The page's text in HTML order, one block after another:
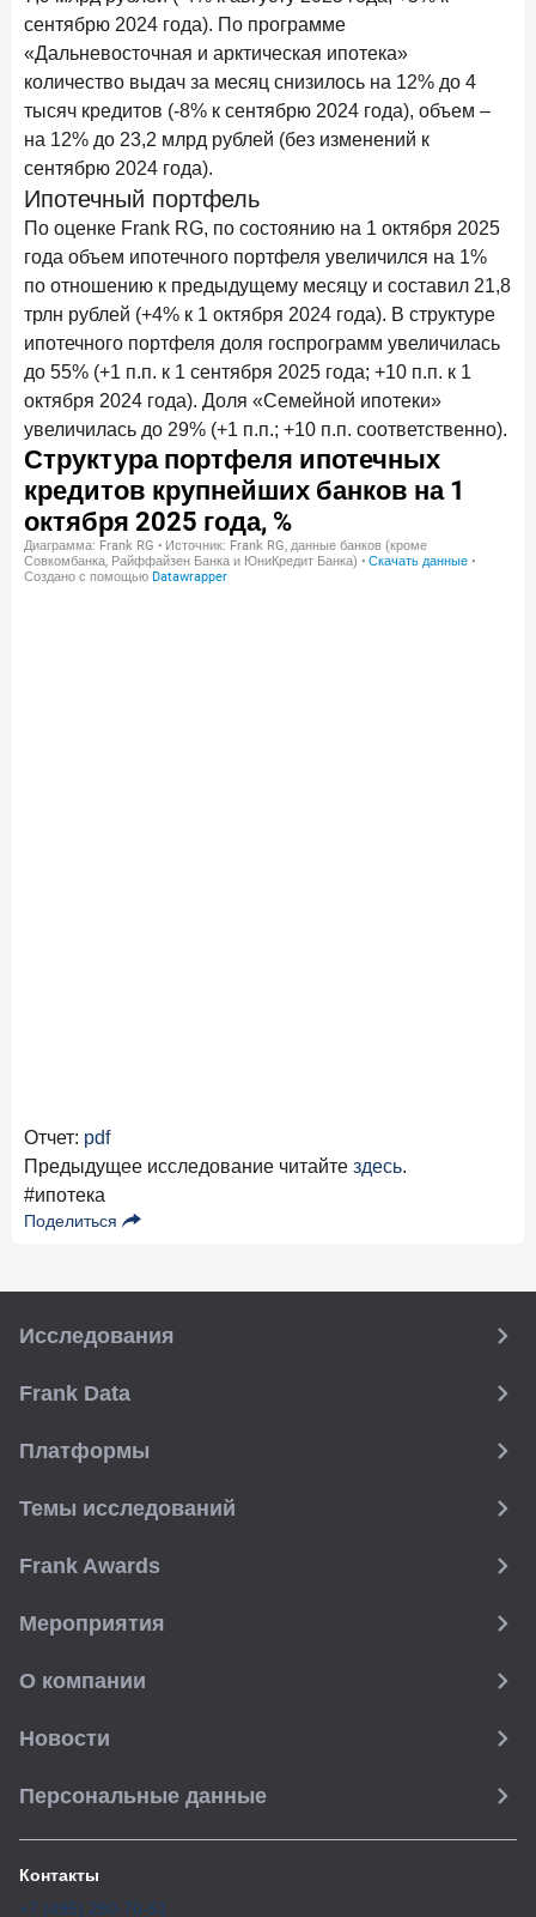
сентябрю 2024 года). По программе
«Дальневосточная и арктическая ипотека»
количество выдач за месяц снизилось на 12% до 4
тысяч кредитов (-8% к сентябрю 2024 года), объем –
на 12% до 23,2 млрд рублей (без изменений к
сентябрю 2024 года).
Ипотечный портфель
По оценке Frank RG, по состоянию на 1 октября 2025
года объем ипотечного портфеля увеличился на 1%
по отношению к предыдущему месяцу и составил 21,8
трлн рублей (+4% к 1 октября 2024 года). В структуре
ипотечного портфеля доля госпрограмм увеличилась
до 55% (+1 п.п. к 1 сентября 2025 года; +10 п.п. к 1
октября 2024 года). Доля «Семейной ипотеки»
увеличилась до 29% (+1 п.п.; +10 п.п. соответственно).
Отчет: pdf
Предыдущее исследование читайте здесь.
#ипотека
Поделиться
Исследования
Frank Data
Платформы
Темы исследований
Frank Awards
Мероприятия
О компании
Новости
Персональные данные
Контакты
+7 (495) 280-70-51